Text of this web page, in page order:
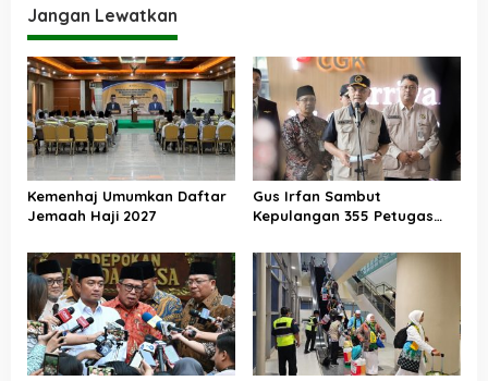
Jangan Lewatkan
Kemenhaj Umumkan Daftar
Jemaah Haji 2027
Gus Irfan Sambut
Kepulangan 355 Petugas